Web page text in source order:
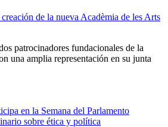
de la nueva Acadèmia de les Arts
patrocinadores fundacionales de la
una amplia representación en su junta
en la Semana del Parlamento
sobre ética y política